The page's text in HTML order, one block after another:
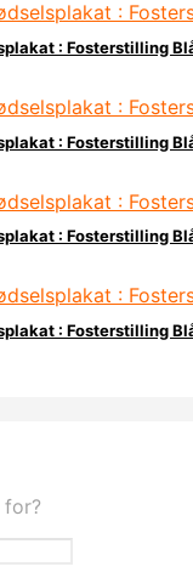
: Fosterstilling
: Fosterstilling
: Fosterstilling
: Fosterstilling